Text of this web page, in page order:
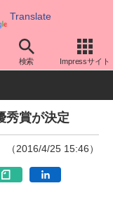
Translate
検索 Impressサイト
秀賞が決定
（2016/4/25 15:46）